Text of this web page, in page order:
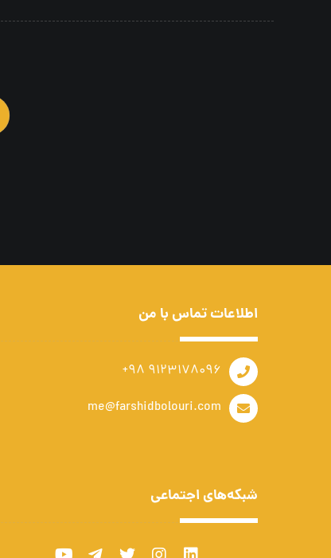
اطلاعات تماس با من
9123178096 98+
me@farshidbolouri.com
شبکه‌های اجتماعی